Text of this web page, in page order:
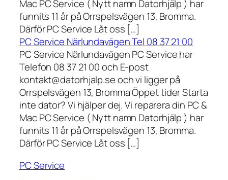
Mac PC Service ( Nytt namn Datorhjälp ) har
funnits 11 år på Orrspelsvägen 13, Bromma.
Därför PC Service Låt oss […]
PC Service Närlundavägen Tel 08 37 21 00
PC Service Närlundavägen PC Service har
Telefon 08 37 21 00 och E-post
kontakt@datorhjalp.se och vi ligger på
Orrspelsvägen 13, Bromma Öppet tider Starta
inte dator? Vi hjälper dej. Vi reparera din PC &
Mac PC Service ( Nytt namn Datorhjälp ) har
funnits 11 år på Orrspelsvägen 13, Bromma.
Därför PC Service Låt oss […]
PC Service